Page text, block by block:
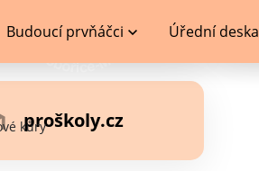
Budoucí prvňáčci Úřední deska
proškoly.cz
kůry